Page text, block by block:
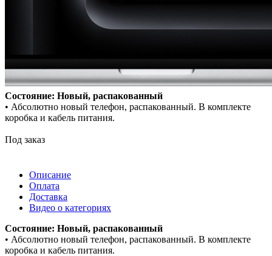
Состояние: Новый, распакованный
• Абсолютно новый телефон, распакованный. В комплекте
коробка и кабель питания.
Под заказ
Описание
Оплата
Доставка
Видео о категориях
Состояние: Новый, распакованный
• Абсолютно новый телефон, распакованный. В комплекте
коробка и кабель питания.